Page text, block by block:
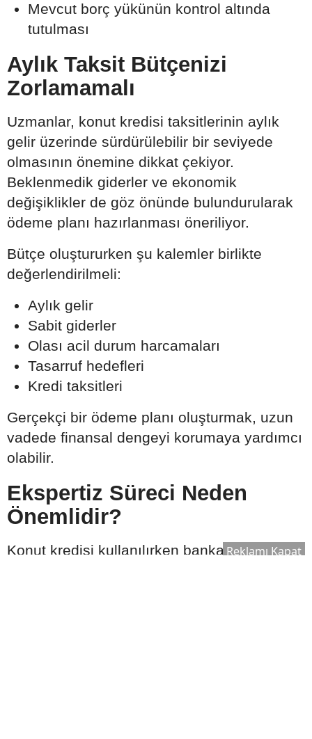
Mevcut borç yükünün kontrol altında
tutulması
Aylık Taksit Bütçenizi
Zorlamamalı
Uzmanlar, konut kredisi taksitlerinin aylık
gelir üzerinde sürdürülebilir bir seviyede
olmasının önemine dikkat çekiyor.
Beklenmedik giderler ve ekonomik
değişiklikler de göz önünde bulundurularak
ödeme planı hazırlanması öneriliyor.
Bütçe oluştururken şu kalemler birlikte
değerlendirilmeli:
Aylık gelir
Sabit giderler
Olası acil durum harcamaları
Tasarruf hedefleri
Kredi taksitleri
Gerçekçi bir ödeme planı oluşturmak, uzun
vadede finansal dengeyi korumaya yardımcı
olabilir.
Ekspertiz Süreci Neden
Önemlidir?
Konut kredisi kullanılırken banka tarafından
Reklamı Kapat